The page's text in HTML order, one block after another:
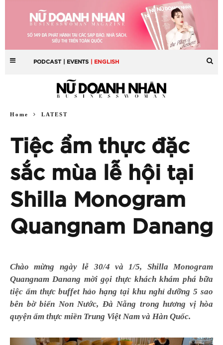
PODCAST | EVENTS | ENGLISH
Home LATEST
Tiệc ẩm thực đặc
sắc mùa lễ hội tại
Shilla Monogram
Quangnam Danang
Chào mừng ngày lễ 30/4 và 1/5, Shilla Monogram
Quangnam Danang mời gọi thực khách khám phá bữa
tiệc ẩm thực buffet hảo hạng tại khu nghỉ dưỡng 5 sao
bên bờ biển Non Nước, Đà Nẵng trong hương vị hòa
quyện ẩm thực miền Trung Việt Nam và Hàn Quốc.